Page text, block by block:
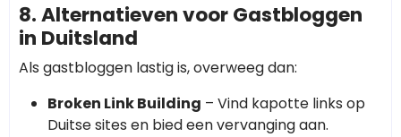
8. Alternatieven voor Gastbloggen
in Duitsland
Als gastbloggen lastig is, overweeg dan:
Broken Link Building – Vind kapotte links op
Duitse sites en bied een vervanging aan.